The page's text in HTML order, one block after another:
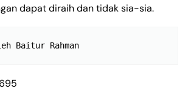
dapat diraih dan tidak sia-sia.
Baitur Rahman